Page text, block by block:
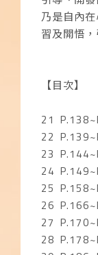
乃是自內
習及開悟
【目次】
21
22
23
24
25
26
27
28